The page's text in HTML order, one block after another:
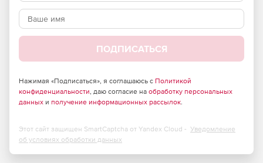
Удаленное удаление программного обеспечения в
Удаленное включение рабочих станций Wake On Lan
перед развертыванием.
Установка и выполнение с рабочих станций.
ПОДПИСАТЬСЯ
Нажимая «Подписаться», я соглашаюсь с Политикой
конфиденциальности, даю согласие на обработку персональных
данных и получение информационных рассылок.
Этот сайт защищен SmartCaptcha от Yandex Cloud - Уведомление
об условиях обработки данных